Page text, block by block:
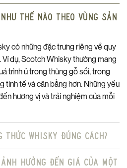
cấu trúc tannin cuốn hút và sự phức
này đã góp phần hoàn thiện sự
vị của Resfeber, mang đến
tinh tế.
cũng như thời gian ủ rượu được
nhưng có thể khẳng định
của các nhà chưng cất tài năng tại
sự tinh tế và kinh nghiệm dày dạn
sâu về Whisky, đặc biệt là
tại Anh Quốc, hẳn là bạn sẽ hiếm
thế nào theo vùng sản
có những đặc trưng riêng về quy
Ví dụ, Scotch Whisky thường mang
trình ủ trong thùng gỗ sồi, trong
tinh tế và cân bằng hơn. Những yếu
hương vị và trải nghiệm của mỗi
thức Whisky đúng cách?
hưởng đến giá của một